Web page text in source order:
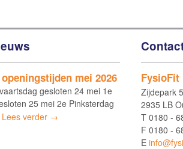
mei 2026
gesloten 24 mei 1e
25 mei 2e Pinksterdag
Lees verder →
FysioFit
Zijdepark
2935 LB
T 0180 -
F 0180 -
E